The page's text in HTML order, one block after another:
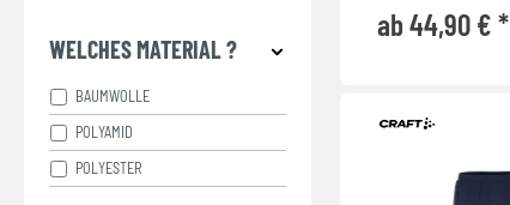
WELCHES MATERIAL ?
BAUMWOLLE
POLYAMID
POLYESTER
ab 44,90 € *